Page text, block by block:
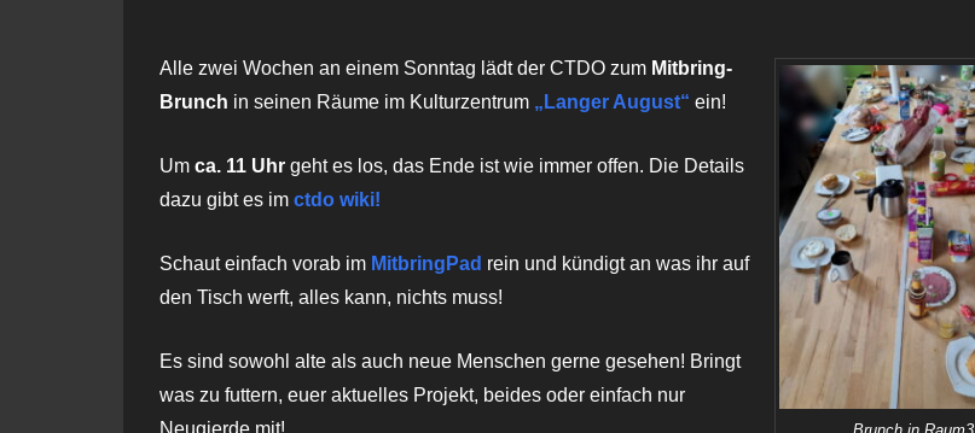
Alle zwei Wochen an einem Sonntag lädt der CTDO zum Mitbring-
Brunch in seinen Räume im Kulturzentrum „Langer August“ ein!
Um ca. 11 Uhr geht es los, das Ende ist wie immer offen. Die Details
dazu gibt es im ctdo wiki!
Schaut einfach vorab im Mitbring Pad rein und kündigt an was ihr auf
den Tisch werft, alles kann, nichts muss!
Es sind sowohl alte als auch neue Menschen gerne gesehen! Bringt
was zu futtern, euer aktuelles Projekt, beides oder einfach nur
Neugierde mit!